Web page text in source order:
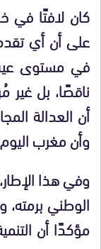
كان لافتًا في
على أن أي
في مستوى
ناقصًا، بل غير
أن العدالة
وأن مغرب
وفي هذا
الوطني برمته،
مؤكدًا أن